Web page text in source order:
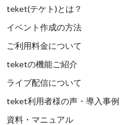
teket(テケト)とは？
イベント作成の方法
ご利用料金について
teketの機能ご紹介
ライブ配信について
teket利用者様の声・導入事例
資料・マニュアル